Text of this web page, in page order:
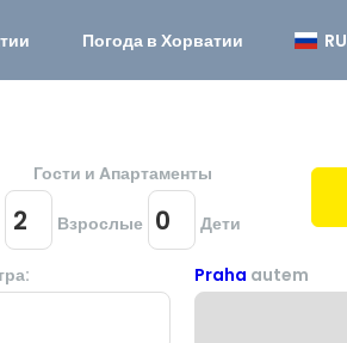
Погода в Хорватии RU
Гости и Aпартаменты
Взрослые Дети
Praha autem